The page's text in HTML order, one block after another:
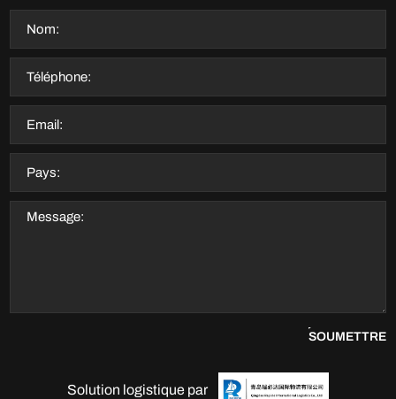
SOUMETTRE
Solution logistique par